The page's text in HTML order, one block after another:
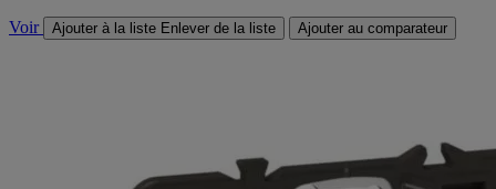
Voir Ajouter à la liste Enlever de la liste Ajouter au comparateur